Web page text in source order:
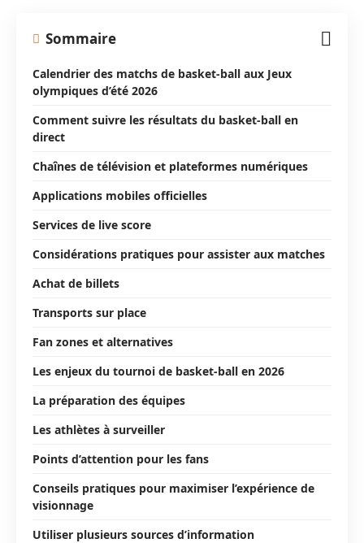
Sommaire
Calendrier des matchs de basket-ball aux Jeux
olympiques d’été 2026
Comment suivre les résultats du basket-ball en
direct
Chaînes de télévision et plateformes numériques
Applications mobiles officielles
Services de live score
Considérations pratiques pour assister aux matches
Achat de billets
Transports sur place
Fan zones et alternatives
Les enjeux du tournoi de basket-ball en 2026
La préparation des équipes
Les athlètes à surveiller
Points d’attention pour les fans
Conseils pratiques pour maximiser l’expérience de
visionnage
Utiliser plusieurs sources d’information